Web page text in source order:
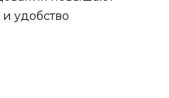
удобство